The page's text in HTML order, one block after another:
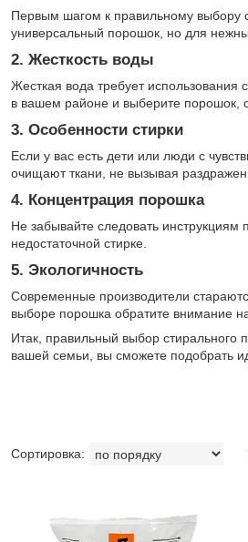
Первым шагом к правильному выбору
универсальный порошок, но для
2. Жесткость воды
Жесткая вода требует использования
в вашем районе и выберите порошок,
3. Особенности стирки
Если у вас есть дети или люди с
очищают ткани, не вызывая
4. Концентрация порошка
Не забывайте следовать инструкциям
недостаточной стирке.
5. Экологичность
Современные производители
выборе порошка обратите внимание
Итак, правильный выбор стирального
вашей семьи, вы сможете подобрать